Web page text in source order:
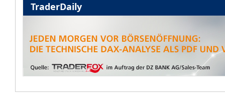
TraderDaily